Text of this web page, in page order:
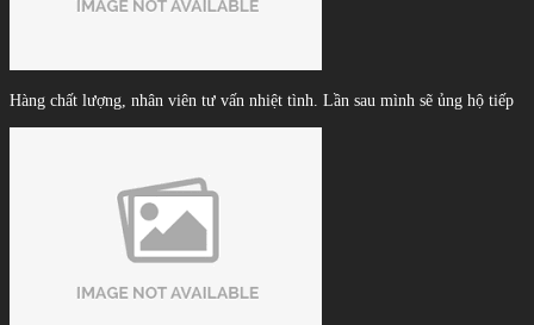
Hàng chất lượng, nhân viên tư vấn nhiệt tình. Lần sau mình sẽ ủng hộ tiếp